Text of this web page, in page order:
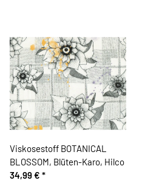
Viskosestoff BOTANICAL
BLOSSOM, Blüten-Karo, Hilco
34,99 € *